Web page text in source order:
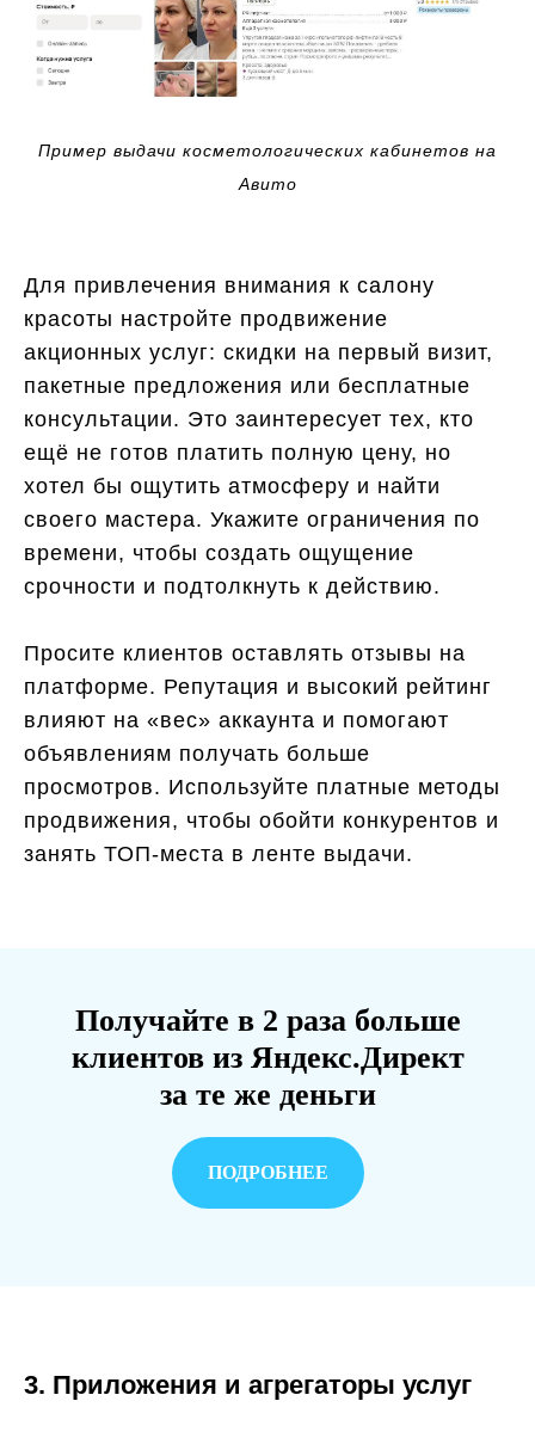
Пример выдачи косметологических кабинетов на
Авито
Для привлечения внимания к салону
красоты настройте продвижение
акционных услуг: скидки на первый визит,
пакетные предложения или бесплатные
консультации. Это заинтересует тех, кто
ещё не готов платить полную цену, но
хотел бы ощутить атмосферу и найти
своего мастера. Укажите ограничения по
времени, чтобы создать ощущение
срочности и подтолкнуть к действию.
Просите клиентов оставлять отзывы на
платформе. Репутация и высокий рейтинг
влияют на «вес» аккаунта и помогают
объявлениям получать больше
просмотров. Используйте платные методы
продвижения, чтобы обойти конкурентов и
занять ТОП-места в ленте выдачи.
Получайте в 2 раза больше
клиентов из Яндекс.Директ
за те же деньги
ПОДРОБНЕЕ
3. Приложения и агрегаторы услуг